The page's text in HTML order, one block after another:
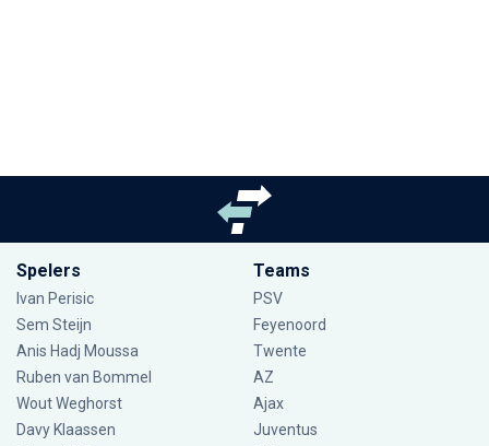
Spelers
Ivan Perisic
Sem Steijn
Anis Hadj Moussa
Ruben van Bommel
Wout Weghorst
Davy Klaassen
Teams
PSV
Feyenoord
Twente
AZ
Ajax
Juventus